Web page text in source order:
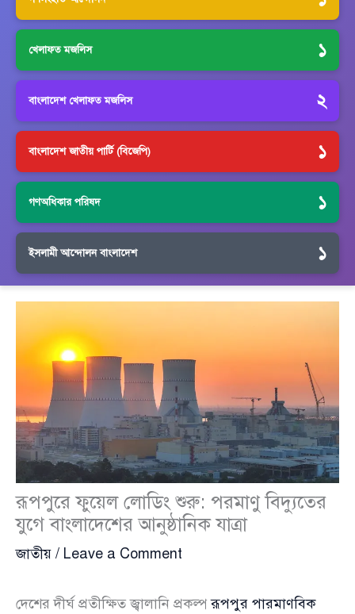
খেলাফত মজলিস ১
বাংলাদেশ খেলাফত মজলিস ২
বাংলাদেশ জাতীয় পার্টি (বিজেপি) ১
গণঅধিকার পরিষদ ১
ইসলামী আন্দোলন বাংলাদেশ ১
রূপপুরে ফুয়েল লোডিং শুরু: পরমাণু বিদ্যুতের
যুগে বাংলাদেশের আনুষ্ঠানিক যাত্রা
জাতীয় / Leave a Comment
দেশের দীর্ঘ প্রতীক্ষিত জ্বালানি প্রকল্পরূপপুর পারমাণবিক